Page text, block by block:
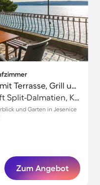
Wunderschöne Wohnung mit Terrasse, Grill und Garten | Meerblick
Podstrana, Gespanschaft Split-Dalmatien, Kroatien
und Garten in Jesenice
Zum Angebot